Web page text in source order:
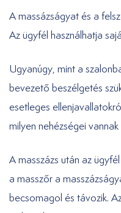
A massázságyat és a
Az ügyfél használhatja
Ugyanúgy, mint a
bevezető beszélgetés
esetleges
milyen nehézségei
A masszázs után az
a masszőr a
becsomagol és távozik.